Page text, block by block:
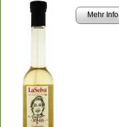
Mehr Info